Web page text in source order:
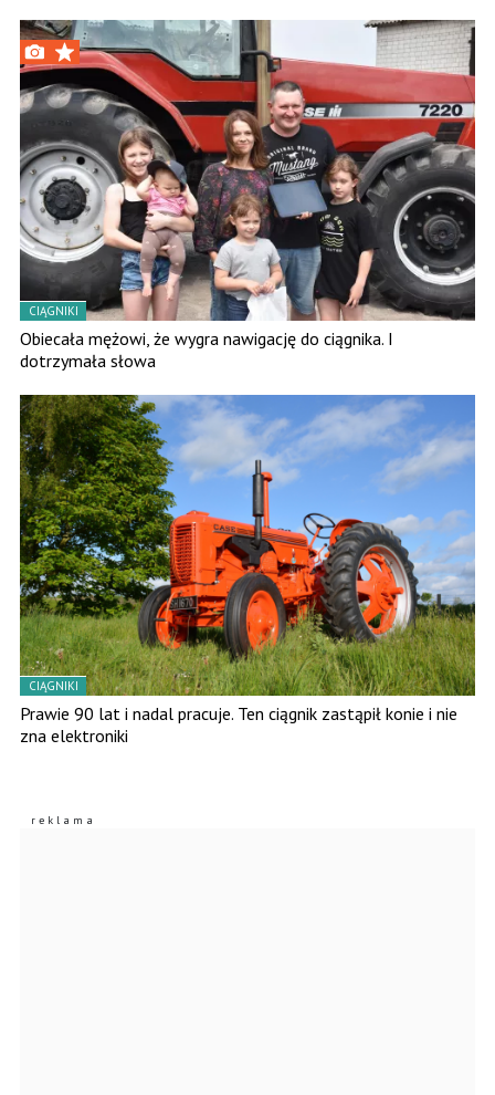
CIĄGNIKI
Obiecała mężowi, że wygra nawigację do ciągnika. I
dotrzymała słowa
CIĄGNIKI
Prawie 90 lat i nadal pracuje. Ten ciągnik zastąpił konie i nie
zna elektroniki